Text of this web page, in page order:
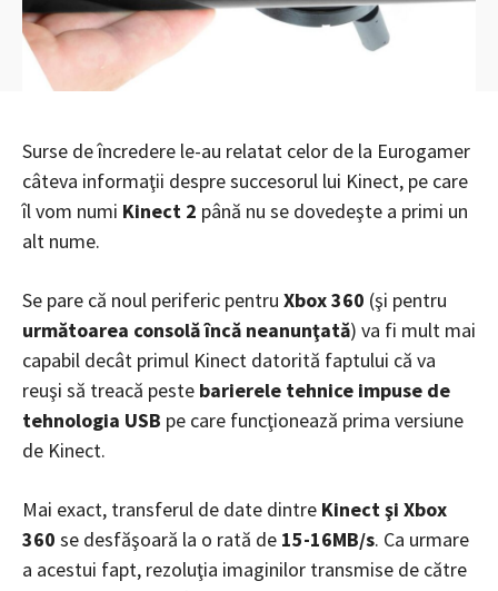
Surse de încredere le-au relatat celor de la Eurogamer
câteva informaţii despre succesorul lui Kinect, pe care
îl vom numi Kinect 2 până nu se dovedeşte a primi un
alt nume.
Se pare că noul periferic pentru Xbox 360 (şi pentru
următoarea consolă încă neanunţată) va fi mult mai
capabil decât primul Kinect datorită faptului că va
reuşi să treacă peste barierele tehnice impuse de
tehnologia USB pe care funcţionează prima versiune
de Kinect.
Mai exact, transferul de date dintre Kinect şi Xbox
360 se desfăşoară la o rată de 15-16MB/s. Ca urmare
a acestui fapt, rezoluţia imaginilor transmise de către